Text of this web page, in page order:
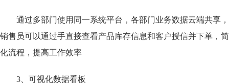
通过多部门使用同一系统平台，各部门业务数据云端共享，
销售员可以通过手直接查看产品库存信息和客户授信并下单，简
化流程，提高工作效率
3、可视化数据看板